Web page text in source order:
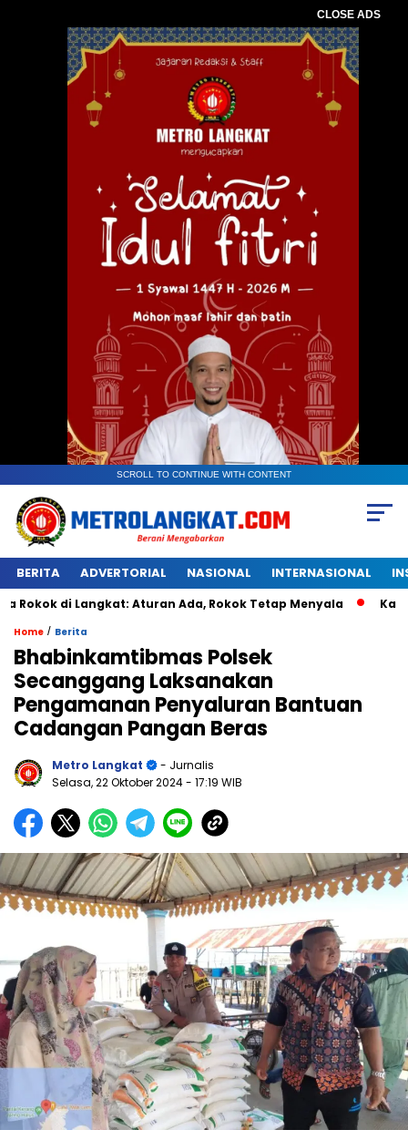
CLOSE ADS
SCROLL TO CONTINUE WITH CONTENT
BERITA ADVERTORIAL NASIONAL INTERNASIONAL
di Langkat: Aturan Ada, Rokok Tetap Menyala Kantongan
Home / Berita
Bhabinkamtibmas Polsek
Secanggang Laksanakan
Pengamanan Penyaluran Bantuan
Cadangan Pangan Beras
Metro Langkat
- Jurnalis
Selasa, 22 Oktober 2024- 17:19 WIB